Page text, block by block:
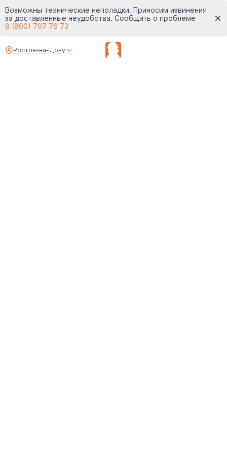
Возможны технические неполадки. Приносим извинения
за доставленные неудобства. Сообщить о проблеме
8 (800) 707 76 73
Ростов-на-Дону